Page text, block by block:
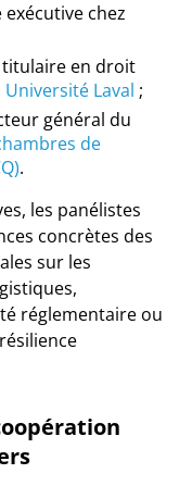
exécutive chez
en droit
Université Laval ;
général du
de
.
les panélistes
concrètes des
sur les
réglementaire ou